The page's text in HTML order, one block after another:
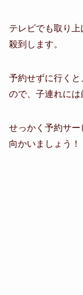
テレビでも取り
殺到します。
予約せずに行く
ので、子連れには
せっかく予約サ
向かいましょう！